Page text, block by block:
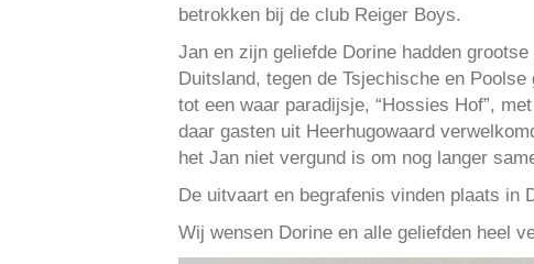
betrokken bij de club Reiger Boys.
Jan en zijn geliefde Dorine hadden
Duitsland, tegen de Tsjechische en
tot een waar paradijsje, “Hossies Hof”,
daar gasten uit Heerhugowaard
het Jan niet vergund is om nog langer
De uitvaart en begrafenis vinden plaats in
Wij wensen Dorine en alle geliefden heel